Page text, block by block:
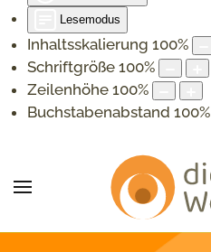
Lesemodus
Inhaltsskalierung 100%
Schriftgröße 100%
Zeilenhöhe 100%
Buchstabenabstand 100%